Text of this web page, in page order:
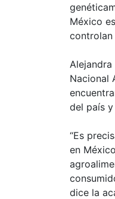
México
controlan
Nacional
del país
“Es
en
dice la